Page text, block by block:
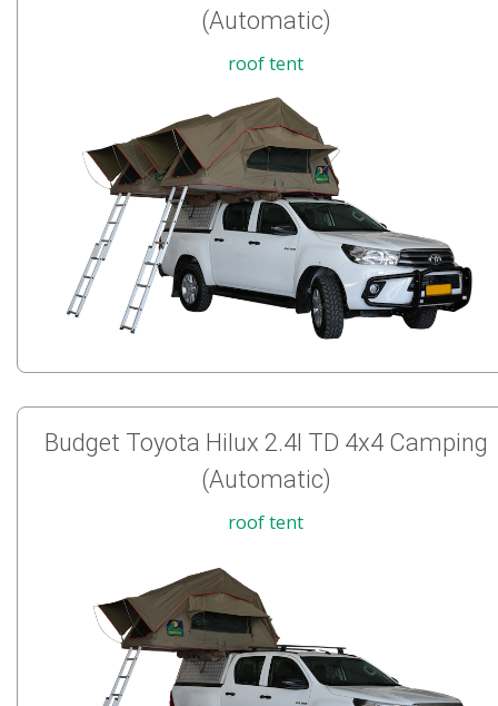
(Automatic)
roof tent
Budget Toyota Hilux 2.4l TD 4x4 Camping
(Automatic)
roof tent